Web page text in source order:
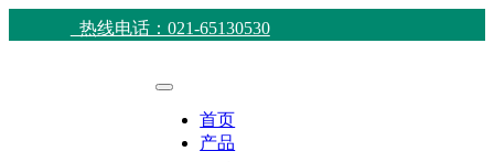
热线电话：021-65130530
首页
产品